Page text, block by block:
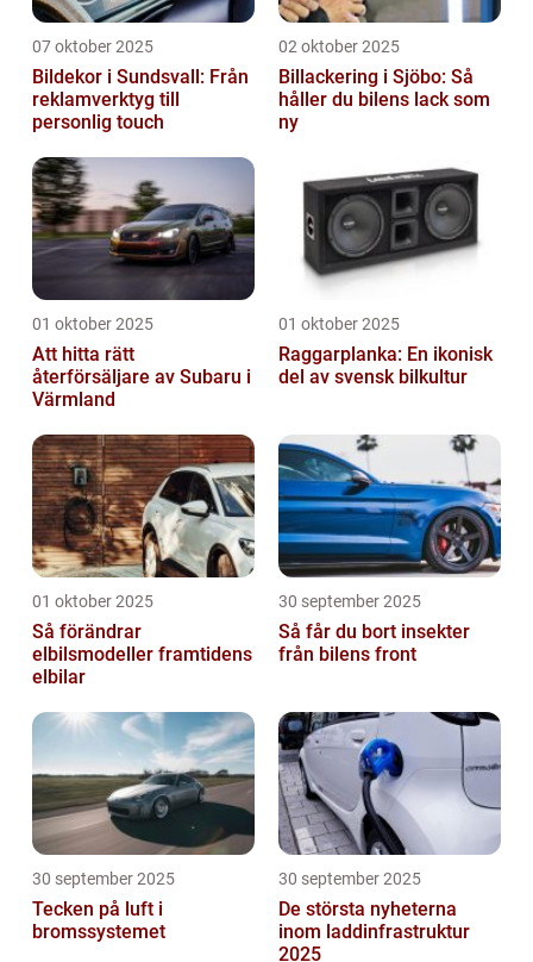
07 oktober 2025
Bildekor i Sundsvall: Från
reklamverktyg till
personlig touch
02 oktober 2025
Billackering i Sjöbo: Så
håller du bilens lack som
ny
01 oktober 2025
Att hitta rätt
återförsäljare av Subaru i
Värmland
01 oktober 2025
Raggarplanka: En ikonisk
del av svensk bilkultur
01 oktober 2025
Så förändrar
elbilsmodeller framtidens
elbilar
30 september 2025
Så får du bort insekter
från bilens front
30 september 2025
Tecken på luft i
bromssystemet
30 september 2025
De största nyheterna
inom laddinfrastruktur
2025